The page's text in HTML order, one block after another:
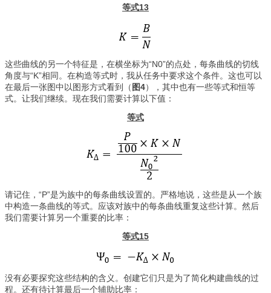
等式13
这些曲线的另一个特征是，在横坐标为“N0”的点处，每条曲线的切线
角度与“K”相同。在构造等式时，我从任务中要求这个条件。这也可以
在最后一张图中以图形方式看到（ 图4），其中也有一些等式和恒等
式。让我们继续。现在我们需要计算以下值：
等式
请记住，“P”是为族中的每条曲线设置的。严格地说，这些是从一个族
中构造一条曲线的等式。应该对族中的每条曲线重复这些计算。然后
我们需要计算另一个重要的比率：
等式15
没有必要探究这些结构的含义。创建它们只是为了简化构建曲线的过
程。还有待计算最后一个辅助比率：